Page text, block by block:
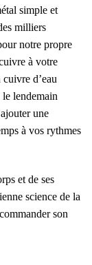
simple et
milliers
notre propre
à votre
d’eau
lendemain
une
à vos rythmes
et de ses
science de la
son